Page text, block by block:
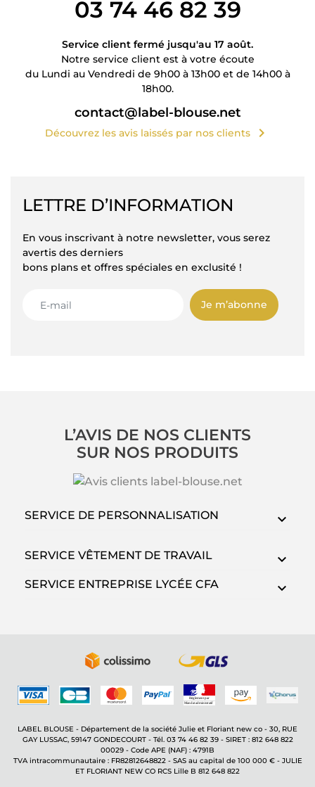
03 74 46 82 39
Service client fermé jusqu'au 17 août.
Notre service client est à votre écoute
du Lundi au Vendredi de 9h00 à 13h00 et de 14h00 à
18h00.
contact@label-blouse.net
Découvrez les avis laissés par nos clients chevron_right
LETTRE D’INFORMATION
En vous inscrivant à notre newsletter, vous serez
avertis des derniers
bons plans et offres spéciales en exclusité !
Je m’abonne
L’AVIS DE NOS CLIENTS
SUR NOS PRODUITS
SERVICE DE PERSONNALISATION
SERVICE VÊTEMENT DE TRAVAIL
SERVICE ENTREPRISE LYCÉE CFA
LABEL BLOUSE - Département de la société Julie et Floriant new co - 30, RUE
GAY LUSSAC, 59147 GONDECOURT - Tél. 03 74 46 82 39 - SIRET : 812 648 822
00029 - Code APE (NAF) : 4791B
TVA intracommunautaire : FR82812648822 - SAS au capital de 100 000 € - JULIE
ET FLORIANT NEW CO RCS Lille B 812 648 822